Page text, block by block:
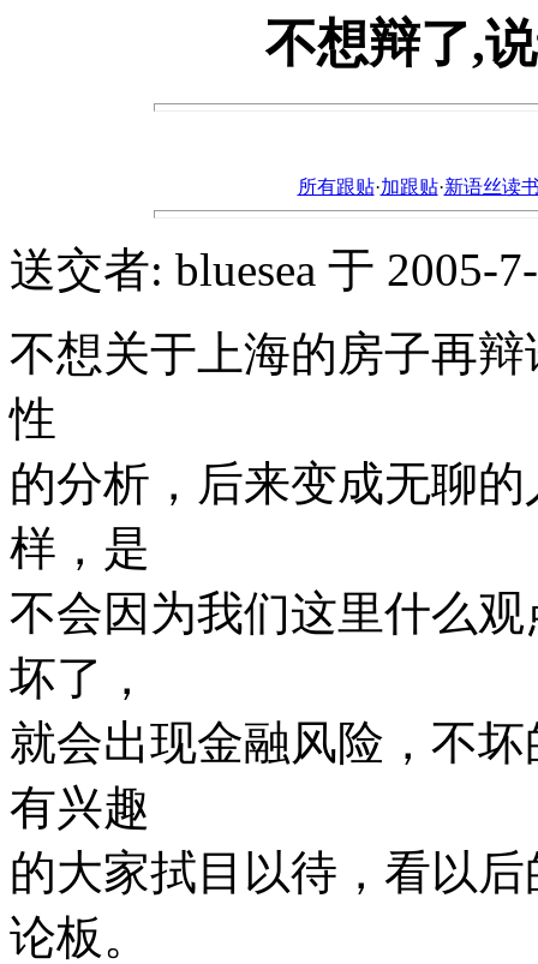
不想辩了,
所有跟贴·加跟贴·新语丝读
送交者: bluesea 于 2005-
不想关于上海的房子再
性
的分析，后来变成无聊
样，是
不会因为我们这里什么
坏了，
就会出现金融风险，不
有兴趣
的大家拭目以待，看以
论板。